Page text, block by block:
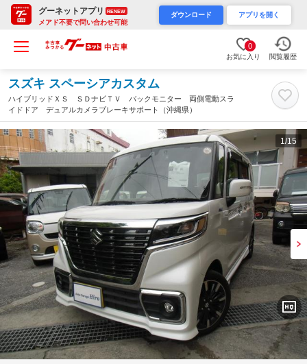
グーネットアプリ RENEW
メアド不要で問い合わせ可能
ダウンロード アプリを開く
0
お気に入り 閲覧履歴
スズキ スペーシアカスタム
ハイブリッドＸＳ ＳＤナビＴＶ バックモニター 両側電動スラ
イドドア デュアルカメラブレーキサポート（沖縄県）
1 /15